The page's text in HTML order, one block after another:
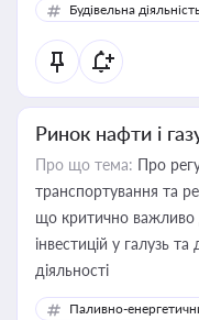
Будівельна
Ринок нафти і
Про що тема: Про
транспортування та
що критично важливо
інвестицій у галузь
діяльності
Паливно-